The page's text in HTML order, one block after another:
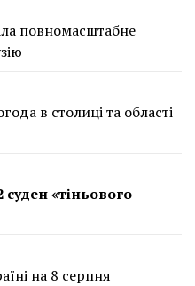
повномасштабне
в столиці та області
«тіньового
на 8 серпня